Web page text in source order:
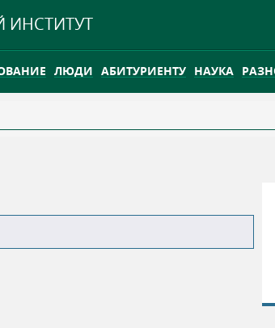
ИНСТИТУТ
ЛЮДИ АБИТУРИЕНТУ НАУКА
СТАНЦИЮ НА ВАСЮГАНСКОМ